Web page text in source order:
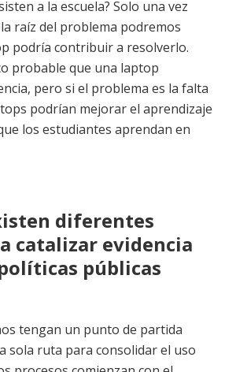
a la escuela? Solo una vez
raíz del problema podremos
podría contribuir a resolverlo.
probable que una laptop
pero si el problema es la falta
podrían mejorar el aprendizaje
los estudiantes aprendan en
diferentes
catalizar evidencia
públicas
tengan un punto de partida
sola ruta para consolidar el uso